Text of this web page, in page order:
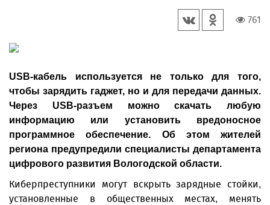
761
USB-кабель используется не только для того,
чтобы зарядить гаджет, но и для передачи данных.
Через USB-разъем можно скачать любую
информацию или установить вредоносное
программное обеспечение. Об этом жителей
региона предупредили специалисты департамента
цифрового развития Вологодской области.
Киберпреступники могут вскрыть зарядные стойки,
установленные в общественных местах, менять